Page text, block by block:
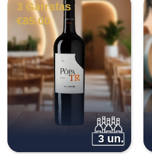
3 Garrafas
€85.00
3 un.